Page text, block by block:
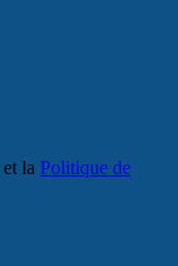
et la Politique de